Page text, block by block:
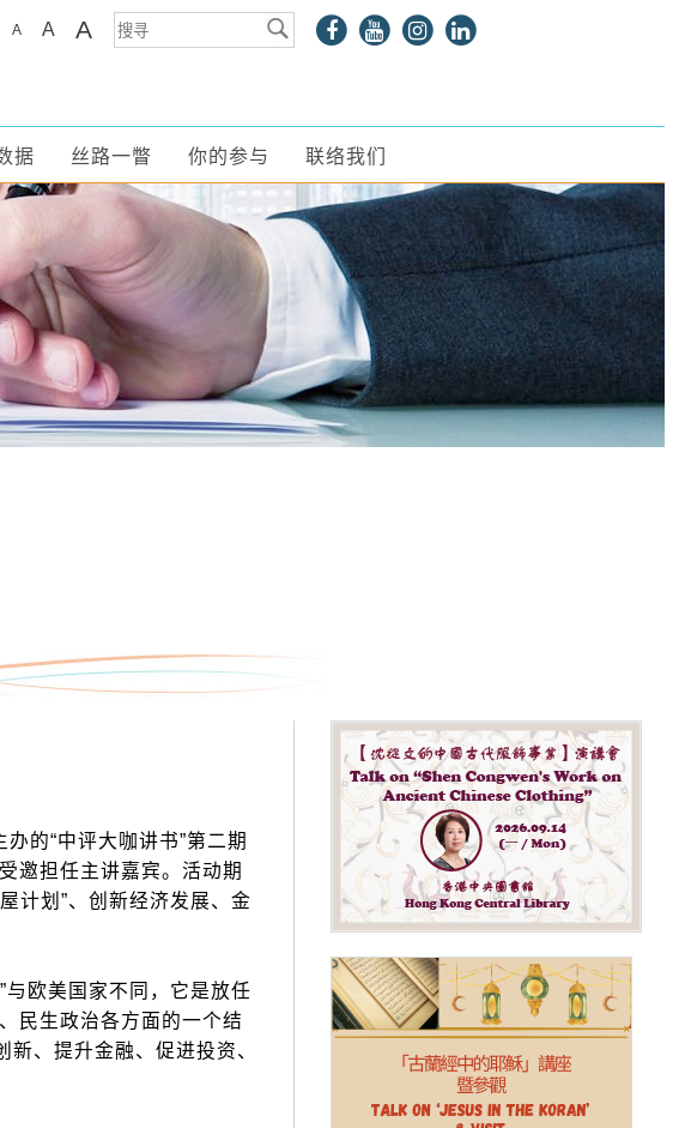
A A A
据 丝路一瞥 你的参与 联络我们
的“中评大咖讲书”第二期
邀担任主讲嘉宾。活动期
计划”、创新经济发展、金
欧美国家不同，它是放任
民生政治各方面的一个结
、提升金融、促进投资、